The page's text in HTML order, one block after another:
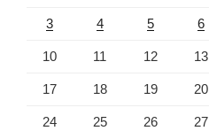
3 4 5 6
10 11 12 13
17 18 19 20
24 25 26 27